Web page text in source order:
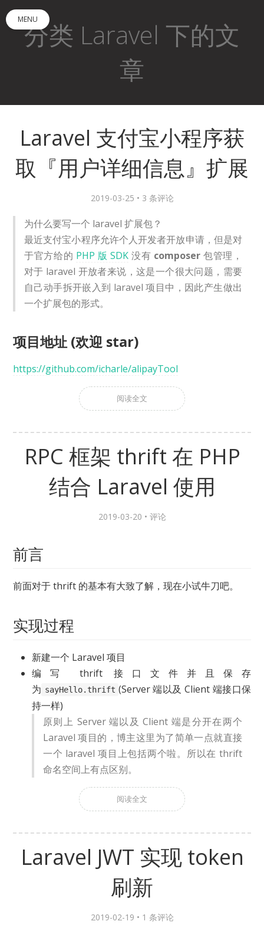
MENU
分类 Laravel 下的文
章
Laravel 支付宝小程序获
取『用户详细信息』扩展
2019-03-25 • 3 条评论
为什么要写一个 laravel 扩展包？
最近支付宝小程序允许个人开发者开放申请，但是对
于官方给的 PHP 版 SDK 没有 composer 包管理，
对于 laravel 开放者来说，这是一个很大问题，需要
自己动手拆开嵌入到 laravel 项目中，因此产生做出
一个扩展包的形式。
项目地址 (欢迎 star)
https://github.com/icharle/alipayTool
阅读全文
RPC 框架 thrift 在 PHP
结合 Laravel 使用
2019-03-20 • 评论
前言
前面对于 thrift 的基本有大致了解，现在小试牛刀吧。
实现过程
新建一个 Laravel 项目
编写 thrift 接口文件并且保存
为 sayHello.thrift (Server 端以及 Client 端接口保
持一样)
原则上 Server 端以及 Client 端是分开在两个
Laravel 项目的，博主这里为了简单一点就直接
一个 laravel 项目上包括两个啦。所以在 thrift
命名空间上有点区别。
阅读全文
Laravel JWT 实现 token
刷新
2019-02-19 • 1 条评论